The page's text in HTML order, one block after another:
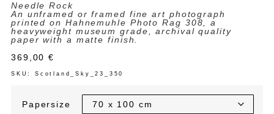
Needle Rock
An unframed or framed fine art photograph
printed on Hahnemuhle Photo Rag 308, a
heavyweight museum grade, archival quality
paper with a matte finish.
369,00€
SKU: Scotland_Sky_23_350
Papersize